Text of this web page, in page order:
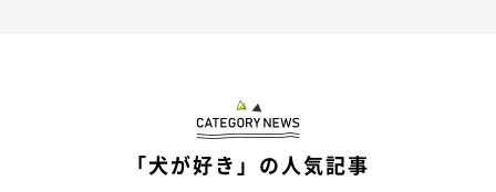
「犬が好き」の人気記事